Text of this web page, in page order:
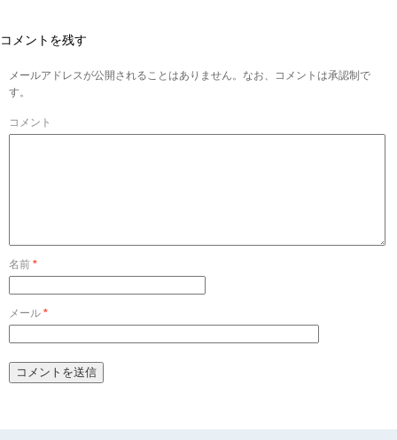
コメントを残す
メールアドレスが公開されることはありません。なお、コメントは承認制で
す。
コメント
名前 *
メール *